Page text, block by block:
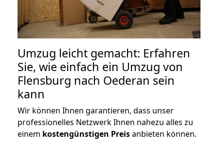
Umzug leicht gemacht: Erfahren
Sie, wie einfach ein Umzug von
Flensburg nach Oederan sein
kann
Wir können Ihnen garantieren, dass unser
professionelles Netzwerk Ihnen nahezu alles zu
einem kostengünstigen Preisanbieten können.